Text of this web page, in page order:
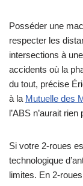
Posséder une
respecter les
intersections à
accidents où la
du tout, précise
à la Mutuelle des
l’ABS n’aurait
Si votre 2-roues
technologique
limites. En 2-